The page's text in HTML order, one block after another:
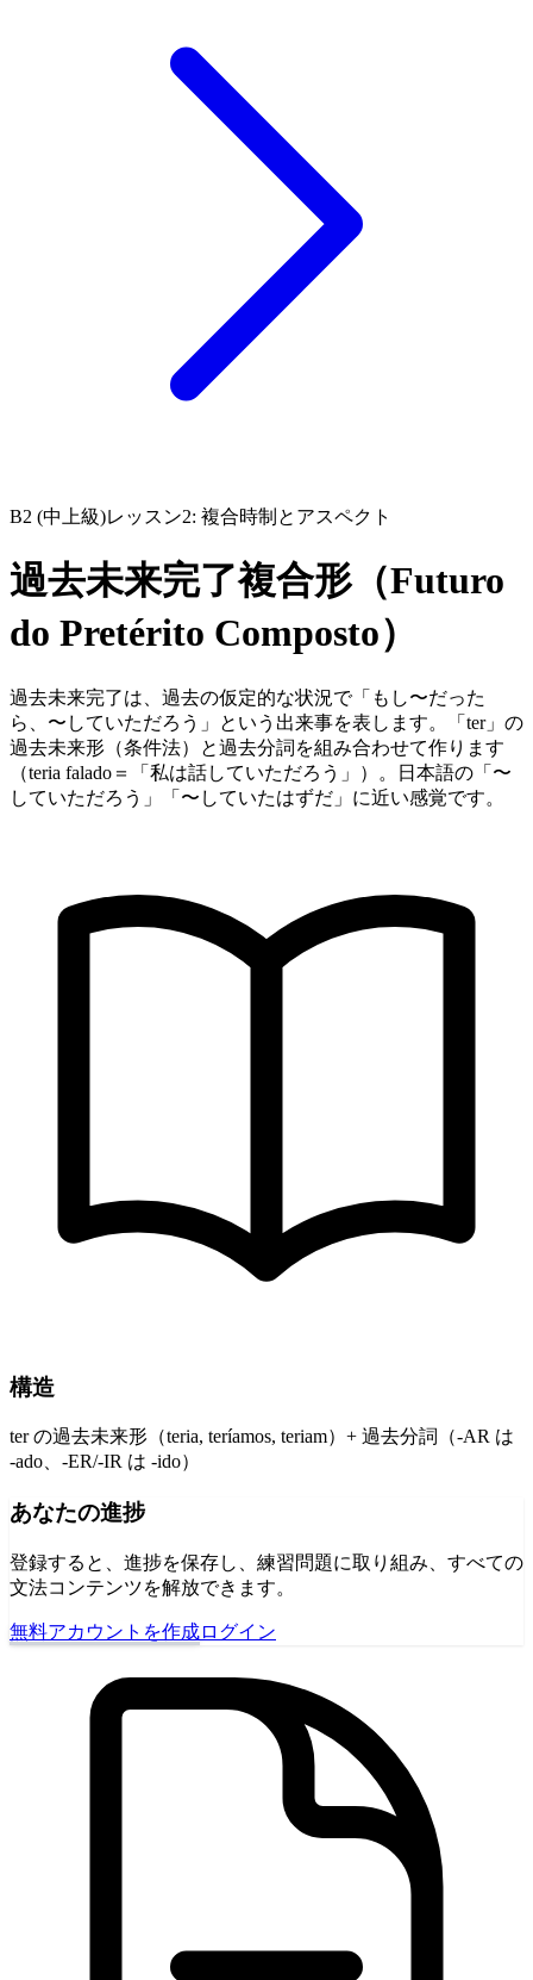
B2 (中上級)レッスン2: 複合時制とアスペクト
過去未来完了複合形（Futuro
do Pretérito Composto）
過去未来完了は、過去の仮定的な状況で「もし〜だった
ら、〜していただろう」という出来事を表します。「ter」の
過去未来形（条件法）と過去分詞を組み合わせて作ります
（teria falado＝「私は話していただろう」）。日本語の「〜
していただろう」「〜していたはずだ」に近い感覚です。
構造
ter の過去未来形（teria, teríamos, teriam）+ 過去分詞（-AR は
-ado、-ER/-IR は -ido）
あなたの進捗
登録すると、進捗を保存し、練習問題に取り組み、すべての
文法コンテンツを解放できます。
無料アカウントを作成ログイン